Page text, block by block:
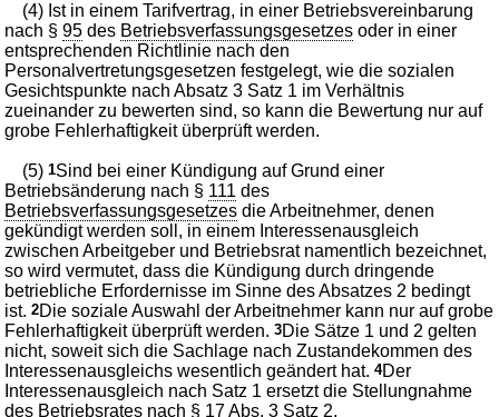
(4) Ist in einem Tarifvertrag, in einer Betriebsvereinbarung
nach §95 des Betriebsverfassungsgesetzes oder in einer
entsprechenden Richtlinie nach den
Personalvertretungsgesetzen festgelegt, wie die sozialen
Gesichtspunkte nach Absatz 3 Satz 1 im Verhältnis
zueinander zu bewerten sind, so kann die Bewertung nur auf
grobe Fehlerhaftigkeit überprüft werden.
(5)1Sind bei einer Kündigung auf Grund einer
Betriebsänderung nach § 111 des
Betriebsverfassungsgesetzes die Arbeitnehmer, denen
gekündigt werden soll, in einem Interessenausgleich
zwischen Arbeitgeber und Betriebsrat namentlich bezeichnet,
so wird vermutet, dass die Kündigung durch dringende
betriebliche Erfordernisse im Sinne des Absatzes 2 bedingt
ist.2Die soziale Auswahl der Arbeitnehmer kann nur auf grobe
Fehlerhaftigkeit überprüft werden.3Die Sätze 1 und 2 gelten
nicht, soweit sich die Sachlage nach Zustandekommen des
Interessenausgleichs wesentlich geändert hat.4Der
Interessenausgleich nach Satz 1 ersetzt die Stellungnahme
des Betriebsrates nach § 17Abs. 3 Satz 2.